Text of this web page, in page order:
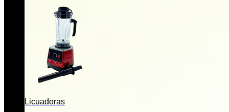
Licuadoras